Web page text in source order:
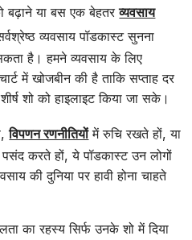
बढ़ाने या बस एक बेहतरव्यवसाय
व्यवसाय पॉडकास्ट सुनना
है। हमने व्यवसाय के लिए
में खोजबीन की है ताकि सप्ताह दर
शो को हाइलाइट किया जा सके।
विपणन रणनीतियोंमें रुचि रखते हों, या
करते हों, ये पॉडकास्ट उन लोगों
की दुनिया पर हावी होना चाहते
का रहस्य सिर्फ उनके शो में दिया